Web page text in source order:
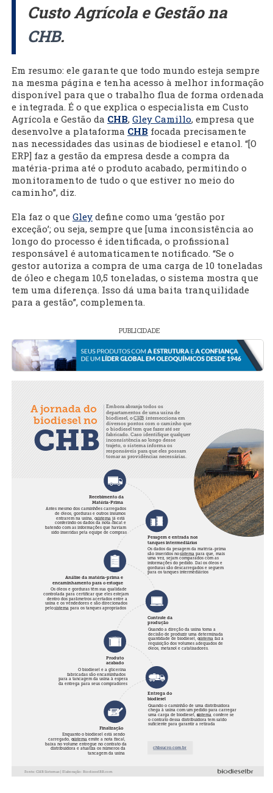
Custo Agrícola e Gestão na
CHB.
Em resumo: ele garante que todo mundo esteja sempre
na mesma página e tenha acesso à melhor informação
disponível para que o trabalho flua de forma ordenada
e integrada. É o que explica o especialista em Custo
Agrícola e Gestão da CHB, Gley Camillo, empresa que
desenvolve a plataforma CHB focada precisamente
nas necessidades das usinas de biodiesel e etanol. “[O
ERP] faz a gestão da empresa desde a compra da
matéria-prima até o produto acabado, permitindo o
monitoramento de tudo o que estiver no meio do
caminho”, diz.
Ela faz o que Gley define como uma ‘gestão por
exceção’; ou seja, sempre que [uma inconsistência ao
longo do processo é identificada, o profissional
responsável é automaticamente notificado. “Se o
gestor autoriza a compra de uma carga de 10 toneladas
de óleo e chegam 10,5 toneladas, o sistema mostra que
tem uma diferença. Isso dá uma baita tranquilidade
para a gestão”, complementa.
PUBLICIDADE
A jornada do
biodiesel no
CHB
Embora abranja todos os
departamentos de uma usina de
biodiesel, oCHB intersecciona em
diversos pontos com o caminho que
o biodiesel tem que fazer até ser
fabricado. Caso identifique qualquer
inconsistência ao longo desse
trajeto, o sistema informa os
responsáveis para que eles possam
tomar as providências necessárias.
Quando a direção da usina toma a
decisão de produzir uma determinada
quantidade de biodiesel, osistema faz a
requisição dos volumes adequados de
óleos, metanol e catalisadores.
Controle da
produção
Antes mesmo dos caminhões carregados
de óleos, gorduras e outros insumos
entrarem na usina, osistema já está
conferindo os dados da nota-fiscal e
batendo com as informações que haviam
sido inseridas pela equipe de compras
Recebimento da
Matéria-Prima
Os óleos e gorduras têm sua qualidade
controlada para certificar que eles estejam
dentro dos parâmetros acertados entre a
usina e os vendedores e são direcionados
pelosistema para os tanques apropriados
Análise da matéria-prima e
encaminhamento para o estoque
O biodiesel e a glicerina
fabricadas são encaminhados
para a tancagem da usina à espera
da entrega para seus compradores
Produto
acabado
Enquanto o biodiesel está sendo
carregado, osistema emite a nota fiscal,
baixa no volume entregue no contrato da
distribuidora e atualiza os números da
tancagem da usina
Finalização
Quando o caminhão de uma distribuidora
chega à usina com um pedido para carregar
uma carga de biodiesel, osistema confere se
o contrato dessa distribuidora tem saldo
suficiente para garantir a retirada
Entrega do
biodiesel
Os dados da pesagem da matéria-prima
são inseridos nosistema para que, mais
uma vez, sejam comparados com as
informações do pedido. Daí os óleos e
gorduras são descarregados e seguem
para os tanques intermediários
Pesagem e entrada nos
tanques intermediários
Fonte: CHB Sistemas | Elaboração: BiodieselBR.com
chbsucro.com.br